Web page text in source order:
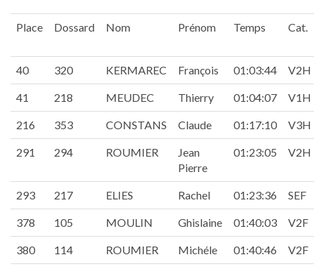
Place Dossard Nom Prénom Temps Cat.
40 320 KERMAREC François 01:03:44 V2H
41 218 MEUDEC Thierry 01:04:07 V1H
216 353 CONSTANS Claude 01:17:10 V3H
291 294 ROUMIER
Jean
Pierre
01:23:05 V2H
293 217 ELIES Rachel 01:23:36 SEF
378 105 MOULIN Ghislaine 01:40:03 V2F
380 114 ROUMIER Michéle 01:40:46 V2F